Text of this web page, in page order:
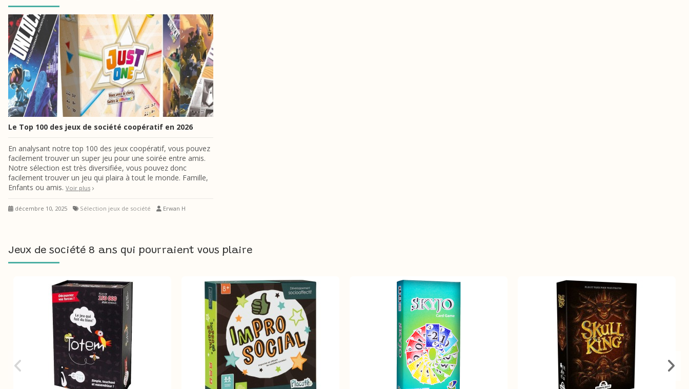
Le Top 100 des jeux de société coopératif en 2026
En analysant notre top 100 des jeux coopératif, vous pouvez
facilement trouver un super jeu pour une soirée entre amis.
Notre sélection est très diversifiée, vous pouvez donc
facilement trouver un jeu qui plaira à tout le monde. Famille,
Enfants ou amis. Voir plus
décembre 10, 2025 Sélection jeux de société Erwan H
Jeux de société 8 ans qui pourraient vous plaire